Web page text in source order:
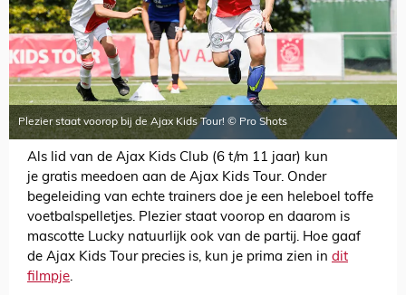
Plezier staat voorop bij de Ajax Kids Tour! © Pro Shots
Als lid van de Ajax Kids Club (6 t/m 11 jaar) kun
je gratis meedoen aan de Ajax Kids Tour. Onder
begeleiding van echte trainers doe je een heleboel toffe
voetbalspelletjes. Plezier staat voorop en daarom is
mascotte Lucky natuurlijk ook van de partij. Hoe gaaf
de Ajax Kids Tour precies is, kun je prima zien in dit
filmpje.